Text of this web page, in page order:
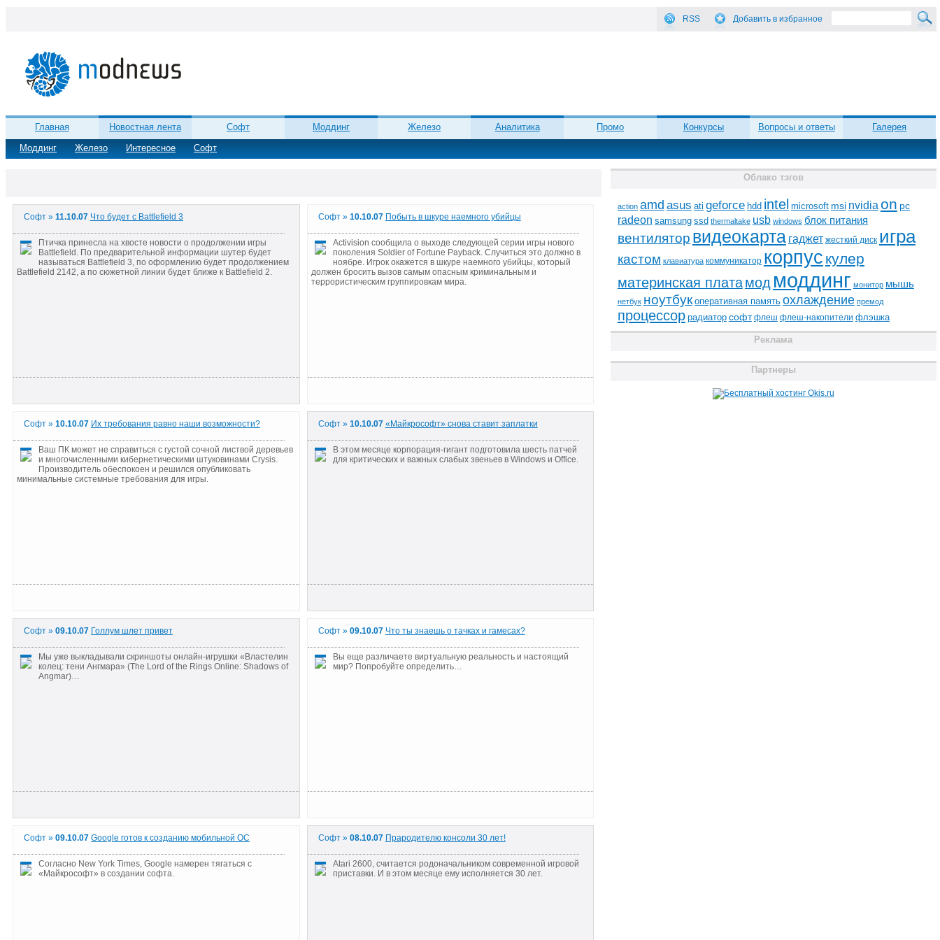
RSS Добавить в избранное
Главная
Новостная лента
Моддинг
Железо Интересное Софт
Софт Моддинг Железо Аналитика Промо Конкурсы Вопросы и ответы Галерея
Софт » 11.10.07 Что будет с Battlefield 3
Птичка принесла на хвосте новости о продолжении игры
Battlefield. По предварительной информации шутер будет
называться Battlefield 3, по оформлению будет продолжением
Battlefield 2142, а по сюжетной линии будет ближе к Battlefield 2.
Софт »10.10.07 Побыть в шкуре наемного убийцы
Activision сообщила о выходе следующей серии игры нового
поколения Soldier of Fortune Payback. Случиться это должно в
ноябре. Игрок окажется в шкуре наемного убийцы, который
должен бросить вызов самым опасным криминальным и
террористическим группировкам мира.
Софт » 10.10.07 Их требования равно наши возможности?
Ваш ПК может не справиться с густой сочной листвой деревьев
и многочисленными кибернетическими штуковинами Crysis.
Производитель обеспокоен и решился опубликовать
минимальные системные требования для игры.
Софт »10.10.07 «Майкрософт» снова ставит заплатки
В этом месяце корпорация-гигант подготовила шесть патчей
для критических и важных слабых звеньев в Windows и Office.
Софт » 09.10.07 Голлум шлет привет
Мы уже выкладывали скриншоты онлайн-игрушки «Властелин
колец: тени Ангмара» (The Lord of the Rings Online: Shadows of
Angmar)…
Софт »09.10.07 Что ты знаешь о тачках и гамесах?
Вы еще различаете виртуальную реальность и настоящий
мир? Попробуйте определить…
Софт » 09.10.07 Google готов к созданию мобильной ОС
Согласно New York Times, Google намерен тягаться с
«Майкрософт» в создании софта.
Софт »08.10.07 Прародителю консоли 30 лет!
Atari 2600, считается родоначальником современной игровой
приставки. И в этом месяце ему исполняется 30 лет.
Облако тэгов
action amd asus ati geforce hdd intel microsoft msi nvidia on pc
radeon samsung ssd thermaltake usb windows блок питания
вентилятор видеокарта гаджет жесткий диск игра
кастом клавиатура коммуникатор корпус кулер
материнская платамод моддинг монитор мышь
нетбук ноутбук оперативная память охлаждение премод
процессор радиатор софт флеш флеш-накопители флэшка
Реклама
Партнеры